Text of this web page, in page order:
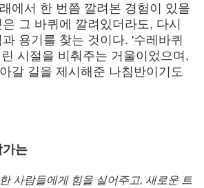
에서 한 번쯤 깔려본 경험이 있을
그 바퀴에 깔려있더라도, 다시
용기를 찾는 것이다. '수레바퀴
시절을 비춰주는 거울이었으며,
갈 길을 제시해준 나침반이기도
가는
사람들에게 힘을 실어주고, 새로운 트